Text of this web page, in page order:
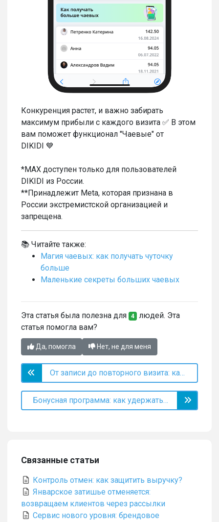
Конкуренция растет, и важно забирать
максимум прибыли с каждого визита ✅ В этом
вам поможет функционал "Чаевые" от
DIKIDI 💙
*MAX доступен только для пользователей
DIKIDI из России.
**Принадлежит Meta, которая признана в
России экстремистской организацией и
запрещена.
📚 Читайте также:
Магия чаевых: как получать чуточку
больше
Маленькие секреты больших чаевых
Эта статья была полезна для 4 людей. Эта
статья помогла вам?
Да, помогла Нет, не для меня
От записи до повторного визита: как уведомления помогают на каждом этапе
Бонусная программа: как удержать клиентов
Связанные статьи
Контроль отмен: как защитить выручку?
Январское затишье отменяется:
возвращаем клиентов через рассылки
Сервис нового уровня: брендовое